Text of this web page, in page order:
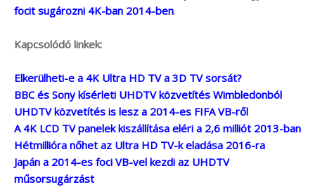
focit sugározni 4K-ban 2014-ben.
Kapcsolódó linkek:
Elkerülheti-e a 4K Ultra HD TV a 3D TV sorsát?
BBC és Sony kísérleti UHDTV közvetítés Wimbledonból
UHDTV közvetítés is lesz a 2014-es FIFA VB-ről
A 4K LCD TV panelek kiszállítása eléri a 2,6 milliót 2013-ban
Hétmillióra nőhet az Ultra HD TV-k eladása 2016-ra
Japán a 2014-es foci VB-vel kezdi az UHDTV
műsorsugárzást